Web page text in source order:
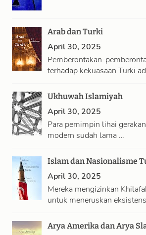
Arab dan Turki
April 30, 2025
Pemberontakan-
terhadap kekuasaan Turki
Ukhuwah Islamiyah
April 30, 2025
Para pemimpin lihai
modern sudah lama …
Islam dan Nasionalisme
April 30, 2025
Mereka mengizinkan
untuk meneruskan
Arya Amerika dan Arya